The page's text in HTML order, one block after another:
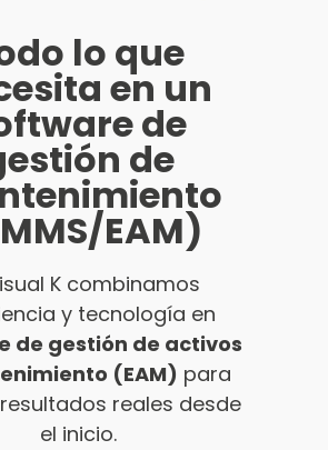
lo que
en un
de
de
EAM)
K combinamos
y tecnología en
de gestión de activos
(EAM) para
reales desde
el inicio.